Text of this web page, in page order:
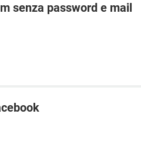
senza password e mail